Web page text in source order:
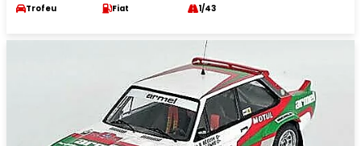
Trofeu Fiat 1/43